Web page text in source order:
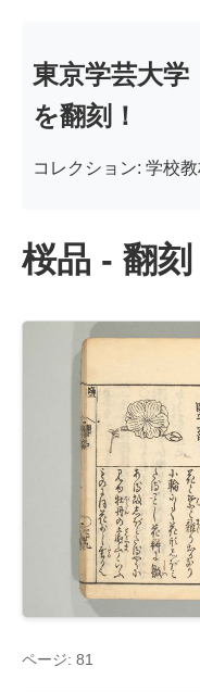
東京学芸大学
を翻刻！
コレクション: 学校
桜品 - 翻刻
ページ: 81